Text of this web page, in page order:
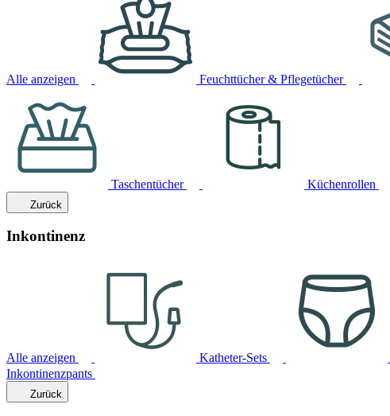
Alle anzeigen Feuchttücher & Pflegetücher
Taschentücher Küchenrollen
Zurück
Inkontinenz
Alle anzeigen Katheter-Sets
Inkontinenzpants
Zurück